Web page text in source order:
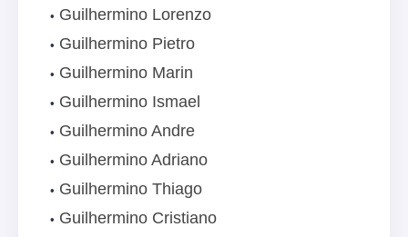
Guilhermino Lorenzo
Guilhermino Pietro
Guilhermino Marin
Guilhermino Ismael
Guilhermino Andre
Guilhermino Adriano
Guilhermino Thiago
Guilhermino Cristiano